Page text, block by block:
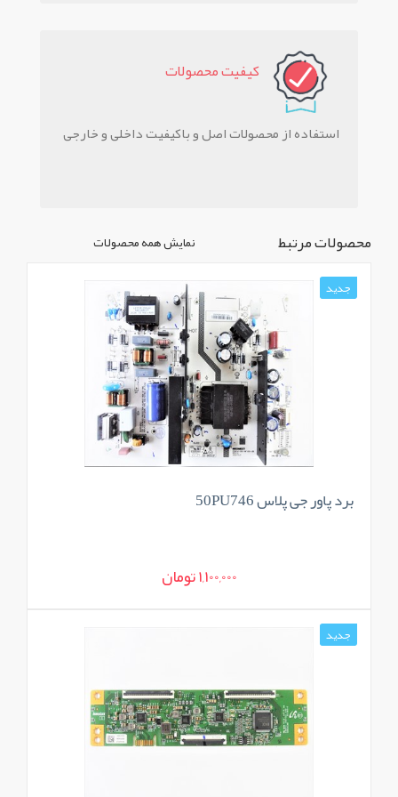
کيفيت محصولات
استفاده از محصولات اصل و باکیفیت داخلی و خارجی
نمایش همه محصولات محصولات مرتبط
جدید
برد پاور جی پلاس 50PU746
1,100,000 تومان
جدید